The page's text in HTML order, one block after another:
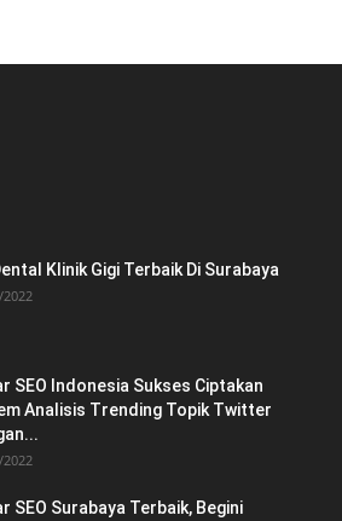
Klinik Gigi Terbaik Di Surabaya
SEO Indonesia Sukses Ciptakan
Analisis Trending Topik Twitter
SEO Surabaya Terbaik, Begini